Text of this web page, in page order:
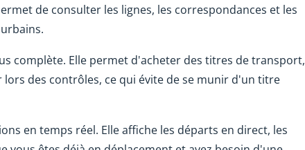
de consulter les lignes, les correspondances et les
complète. Elle permet d'acheter des titres de transport,
des contrôles, ce qui évite de se munir d'un titre
en temps réel. Elle affiche les départs en direct, les